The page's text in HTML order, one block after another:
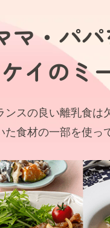
マ・パパ
イのミ
スの良い離乳食
食材の一部を使っ